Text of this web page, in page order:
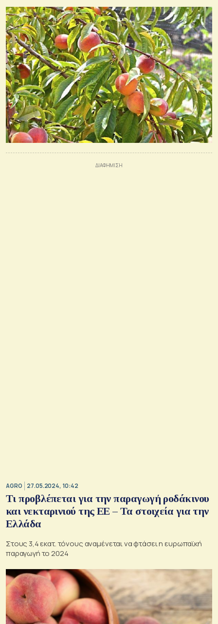
AGRO 27.05.2024, 10:42
Τι προβλέπεται για την παραγωγή ροδάκινου
και νεκταρινιού της ΕΕ – Τα στοιχεία για την
Ελλάδα
Στους 3,4 εκατ. τόνους αναμένεται να φτάσει η ευρωπαϊκή
παραγωγή το 2024